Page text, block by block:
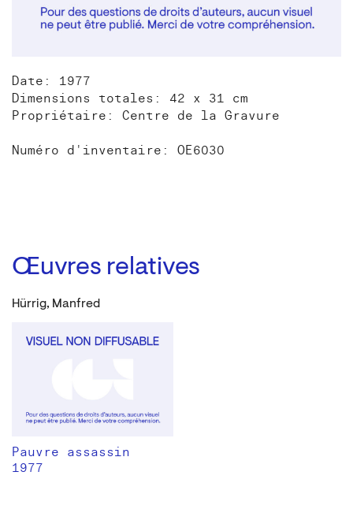
Date: 1977
Dimensions totales: 42 x 31 cm
Propriétaire: Centre de la Gravure
Numéro d'inventaire: OE6030
Œuvres relatives
Hürrig, Manfred
Pauvre assassin
1977